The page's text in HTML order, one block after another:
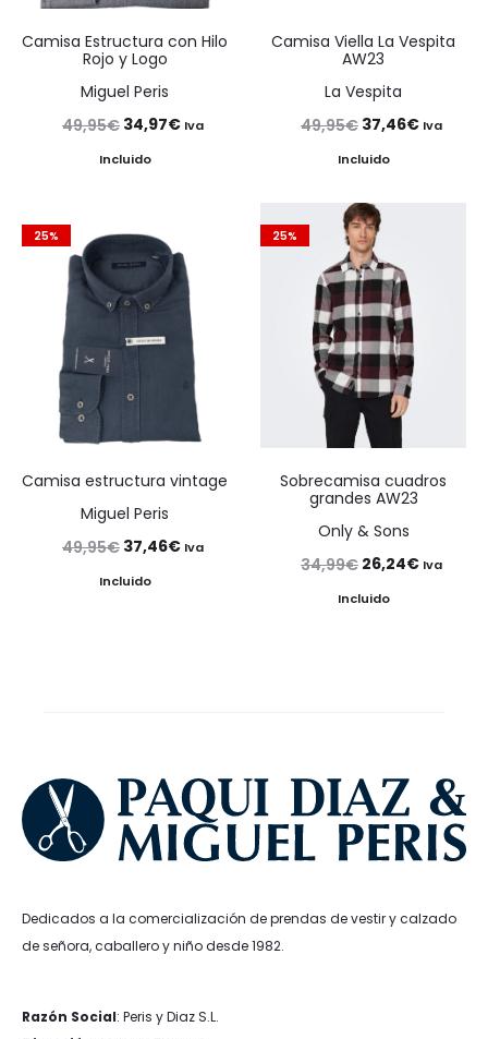
Camisa Estructura con Hilo
Rojo y Logo
Miguel Peris
49,95€ El
precio
49,95€.
34,97€El
34,97€.
Iva
Incluido
Camisa Viella La Vespita
AW23
La Vespita
49,95€ El
precio
era:
49,95€.
37,46€ElIva
Incluido
25%
Camisa estructura vintage
Miguel Peris
49,95€ El
precio
37,46€ElIva
Incluido
25%
Sobrecamisa cuadros
grandes AW23
Only & Sons
34,99€ El
precio
26,24€ElIva
Incluido
Dedicados a la comercialización de prendas de vestir y calzado
de señora, caballero y niño desde 1982.
Razón Social: Peris y Diaz S.L.